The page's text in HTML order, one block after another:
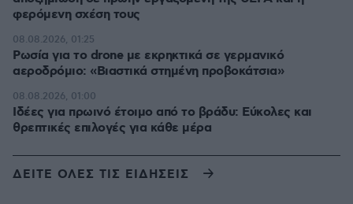
φερόμενη σχέση τους
Ρωσία για το drone με εκρηκτικά σε γερμανικό
αεροδρόμιο: «Βιαστικά στημένη προβοκάτσια»
08.08.2026, 01:25
Ιδέες για πρωινό έτοιμο από το βράδυ: Εύκολες και
θρεπτικές επιλογές για κάθε μέρα
08.08.2026, 01:00
ΔΕΙΤΕ ΟΛΕΣ ΤΙΣ ΕΙΔΗΣΕΙΣ